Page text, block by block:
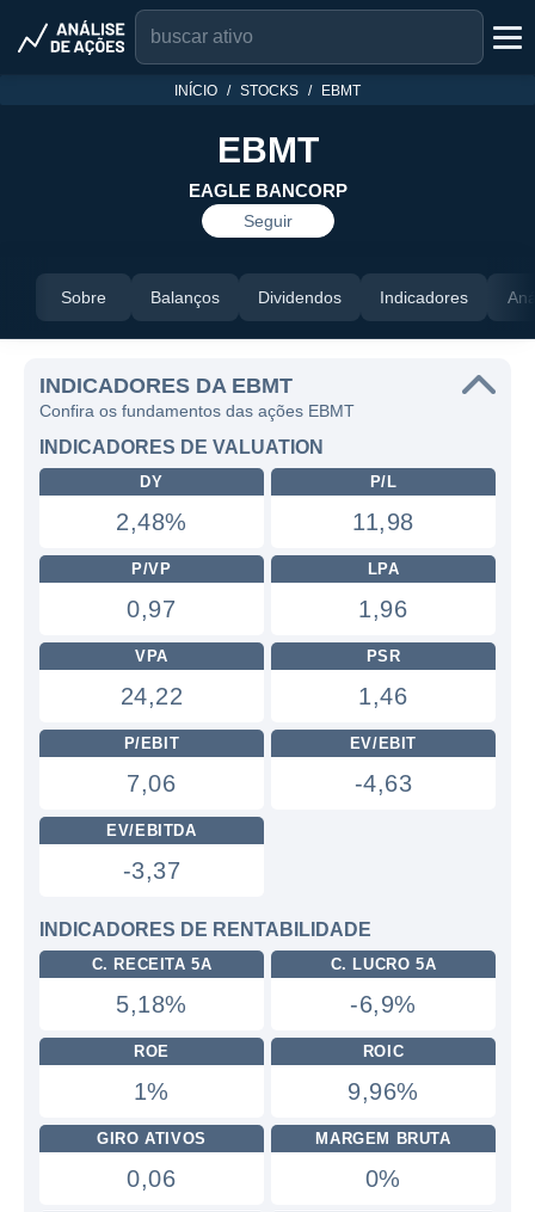
INÍCIO STOCKS EBMT
EBMT
EAGLE BANCORP
Seguir
Sobre Balanços Dividendos Indicadores
INDICADORES DA EBMT
Confira os fundamentos das ações EBMT
INDICADORES DE VALUATION
DY
2,48%
P/L
11,98
P/VP
0,97
LPA
1,96
VPA
24,22
PSR
1,46
P/EBIT
7,06
EV/EBIT
-4,63
EV/EBITDA
-3,37
INDICADORES DE RENTABILIDADE
C. RECEITA 5A
5,18%
C. LUCRO 5A
-6,9%
ROE
1%
ROIC
9,96%
GIRO ATIVOS
0,06
MARGEM BRUTA
0%